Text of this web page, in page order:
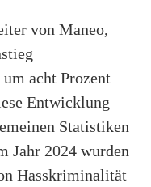
von Maneo,
acht Prozent
Entwicklung
Statistiken
Jahr 2024 wurden
Hasskriminalität